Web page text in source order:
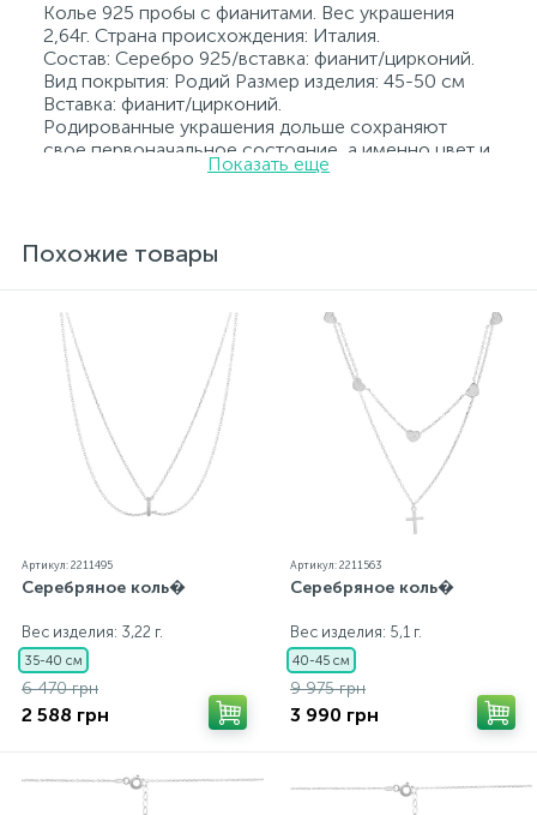
Колье 925 пробы с фианитами. Вес украшения
2,64г. Страна происхождения: Италия.
Состав: Серебро 925/вставка: фианит/цирконий.
Вид покрытия: Родий Размер изделия: 45-50 см
Вставка: фианит/цирконий.
Родированные украшения дольше сохраняют
свое первоначальное состояние, а именно цвет и
блеск металла. Все ювелирные изделия
всех изделиях стоит соответствующая проба. К
бирка с указанием всех параметров.*Цвета
изделий на сайте могут незначительно отличаться
от реальных из-за особенностей цветопередачи
экрана
Показать еще
Похожие товары
Артикул: 2211495
Серебряное коль�
Вес изделия: 3,22 г.
35-40 см
6 470 грн
2 588 грн
Артикул: 2211563
Серебряное коль�
Вес изделия: 5,1 г.
40-45 см
9 975 грн
3 990 грн